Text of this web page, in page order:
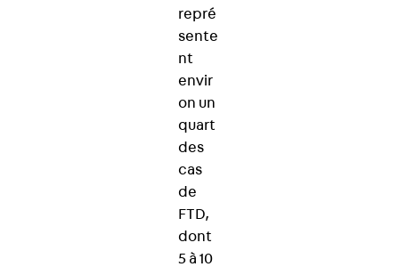
repré
sente
nt
envir
on un
quart
des
cas
de
FTD,
dont
5 à 10